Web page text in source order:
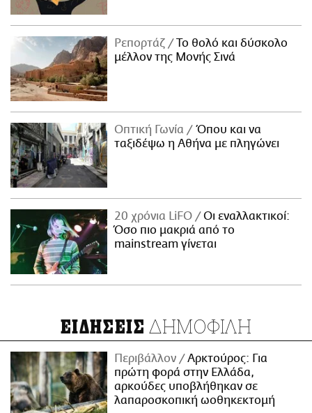
Ρεπορτάζ
Το θολό και δύσκολο
μέλλον της Μονής Σινά
Οπτική Γωνία
Όπου και να
ταξιδέψω η Αθήνα με πληγώνει
20 χρόνια LiFO
Οι εναλλακτικοί:
Όσο πιο μακριά από το
mainstream γίνεται
ΕΙΔΗΣΕΙΣ ΔΗΜΟΦΙΛΗ
Περιβάλλον
Αρκτούρος: Για
πρώτη φορά στην Ελλάδα,
αρκούδες υποβλήθηκαν σε
λαπαροσκοπική ωοθηκεκτομή